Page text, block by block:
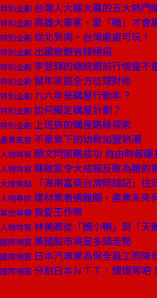
特別企劃 台灣人大輸大贏的五大熱門
特別企劃 高雄大豪客，愛「賭」才會
特別企劃 從北到南，台灣處處可玩！
特別企劃 出國旅遊省錢絕招
特別企劃 李登輝的總統選前行情靈不
特別企劃 鼠年家庭全方位理財術
特別企劃 九六年是購屋行動年？
特別企劃 如何擬定購屋計劃？
特別企劃 上班族的購屋路線探索
產業風雲 不景氣下的幼教加盟熱潮
人物特寫 顏文閂策略成功 自由時報躍
人物特寫 陳啟家令大成報反敗為勝的
大陸焦點 「海南富商台灣賠錢記」往
人物專訪 建材業者遇難關，產業未來
其他專欄 我愛王作榮
人物特寫 林美卿從「醜小鴨」到「天
國際視窗 美國股市將是多頭走勢
國際視窗 日本汽車業為保全員工而降
國際視窗 分割日本ＮＴＴ，慢慢等吧！